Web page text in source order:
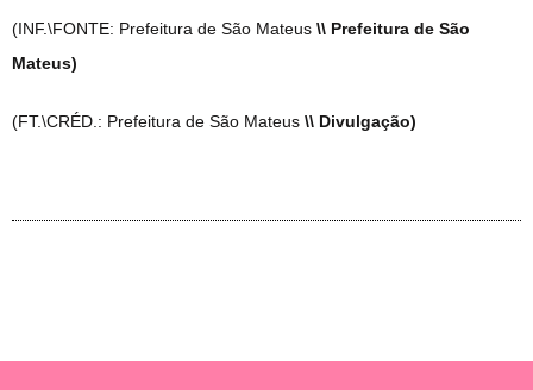
(INF.\FONTE: Prefeitura de São Mateus \\ Prefeitura de São
Mateus)
(FT.\CRÉD.: Prefeitura de São Mateus \\ Divulgação)